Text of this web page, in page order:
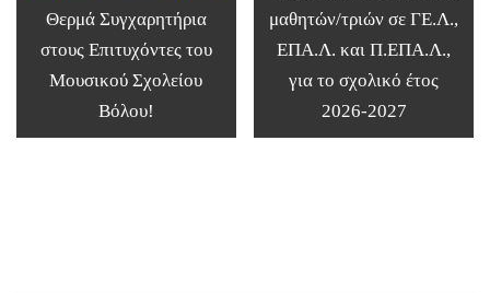
Θερμά Συγχαρητήρια
στους Επιτυχόντες του
Μουσικού Σχολείου
Βόλου!
μαθητών/τριών σε ΓΕ.Λ.,
ΕΠΑ.Λ. και Π.ΕΠΑ.Λ.,
για το σχολικό έτος
2026-2027